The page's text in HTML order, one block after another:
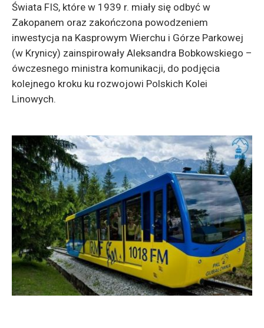
Świata FIS, które w 1939 r. miały się odbyć w
Zakopanem oraz zakończona powodzeniem
inwestycja na Kasprowym Wierchu i Górze Parkowej
(w Krynicy) zainspirowały Aleksandra Bobkowskiego –
ówczesnego ministra komunikacji, do podjęcia
kolejnego kroku ku rozwojowi Polskich Kolei
Linowych.